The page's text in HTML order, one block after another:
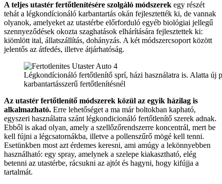
A teljes utastér fertőtlenítésére szolgáló módszerek egy részét
tehát a légkondícionáló karbantartás okán fejlesztették ki, de vannak
olyanok, amelyeket az utastérbe előrforduló egyéb biológiai jellegű
szennyeződések okozta szaghatások elhárítására fejlesztettek ki:
kiömlött ital, állatszállítás, dohányzás. A két módszercsoport között
jelentős az átfedés, illetve átjárhatóság.
Légkondícionáló fertőtlenítő sprí, házi használatra is. Alatta új
karbantartásszerű fertőtlenítésnél
Az utastér fertőtlenítő módszerek közül az egyik házilag is
alkalmazható. Erre lehetőséget a ma már boltokban kapható,
egyszeri használatra szánt légkondicionáló fertőtlenítő szerek adnak.
Ebből is akad olyan, amely a szellőzőrendszerre koncentrál, mert be
kell fújni a légcsatornákba, illetve a pollenszűrő mögé kell tenni.
Esetünkben most azt érdemes keresni, ami amúgy a lekönnyebben
használható: egy spray, amelynek a szelepe kiakasztható, elég
betenni az utastérbe, rácsukni az ajtót és hagyni, hogy kifújja a
tartalmát.